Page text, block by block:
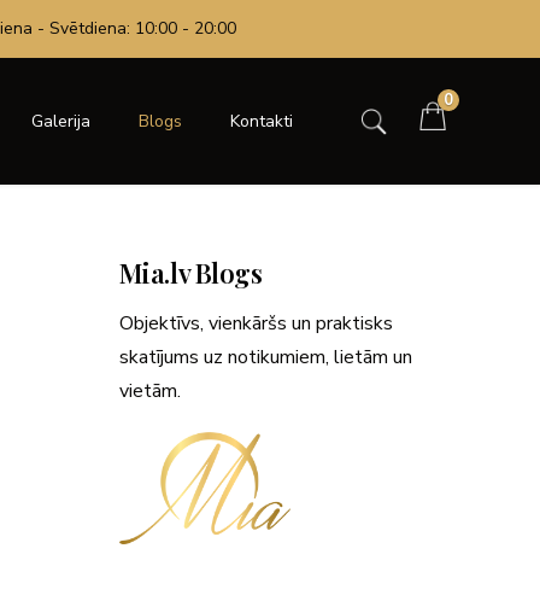
- Svētdiena: 10:00 - 20:00
Galerija Blogs Kontakti
0
Mia.lv Blogs
Objektīvs, vienkāršs un praktisks
skatījums uz notikumiem, lietām un
vietām.